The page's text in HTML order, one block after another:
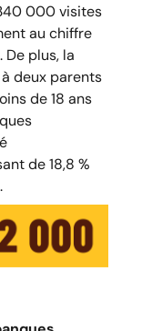
000 visites
au chiffre
plus, la
deux parents
de 18 ans
de 18,8 %